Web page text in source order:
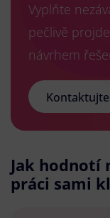
Vyplňte
pečlivě
návrhem
Jak hodnotí
práci sami